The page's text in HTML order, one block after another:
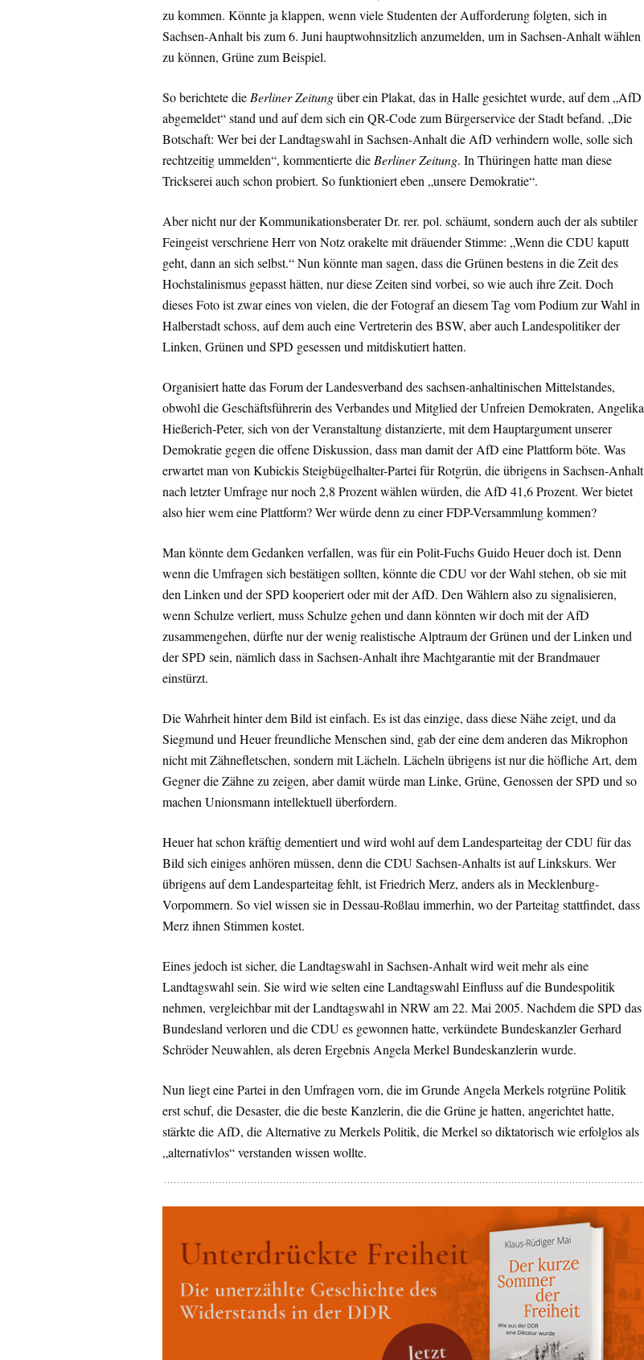
zu kommen. Könnte ja klappen, wenn viele Studenten der Aufforderung folgten, sich in
Sachsen-Anhalt bis zum 6. Juni hauptwohnsitzlich anzumelden, um in Sachsen-Anhalt wählen
zu können, Grüne zum Beispiel.
So berichtete die Berliner Zeitungüber ein Plakat, das in Halle gesichtet wurde, auf dem „AfD
abgemeldet“ stand und auf dem sich ein QR-Code zum Bürgerservice der Stadt befand. „Die
Botschaft: Wer bei der Landtagswahl in Sachsen-Anhalt die AfD verhindern wolle, solle sich
rechtzeitig ummelden“, kommentierte die Berliner Zeitung. In Thüringen hatte man diese
Trickserei auch schon probiert. So funktioniert eben „unsere Demokratie“.
Aber nicht nur der Kommunikationsberater Dr. rer. pol. schäumt, sondern auch der als subtiler
Feingeist verschriene Herr von Notz orakelte mit dräuender Stimme: „Wenn die CDU kaputt
geht, dann an sich selbst.“ Nun könnte man sagen, dass die Grünen bestens in die Zeit des
Hochstalinismus gepasst hätten, nur diese Zeiten sind vorbei, so wie auch ihre Zeit. Doch
dieses Foto ist zwar eines von vielen, die der Fotograf an diesem Tag vom Podium zur Wahl in
Halberstadt schoss, auf dem auch eine Vertreterin des BSW, aber auch Landespolitiker der
Linken, Grünen und SPD gesessen und mitdiskutiert hatten.
Organisiert hatte das Forum der Landesverband des sachsen-anhaltinischen Mittelstandes,
obwohl die Geschäftsführerin des Verbandes und Mitglied der Unfreien Demokraten, Angelika
Hießerich-Peter, sich von der Veranstaltung distanzierte, mit dem Hauptargument unserer
Demokratie gegen die offene Diskussion, dass man damit der AfD eine Plattform böte. Was
erwartet man von Kubickis Steigbügelhalter-Partei für Rotgrün, die übrigens in Sachsen-Anhalt
nach letzter Umfrage nur noch 2,8 Prozent wählen würden, die AfD 41,6 Prozent. Wer bietet
also hier wem eine Plattform? Wer würde denn zu einer FDP-Versammlung kommen?
Man könnte dem Gedanken verfallen, was für ein Polit-Fuchs Guido Heuer doch ist. Denn
wenn die Umfragen sich bestätigen sollten, könnte die CDU vor der Wahl stehen, ob sie mit
den Linken und der SPD kooperiert oder mit der AfD. Den Wählern also zu signalisieren,
wenn Schulze verliert, muss Schulze gehen und dann könnten wir doch mit der AfD
zusammengehen, dürfte nur der wenig realistische Alptraum der Grünen und der Linken und
der SPD sein, nämlich dass in Sachsen-Anhalt ihre Machtgarantie mit der Brandmauer
einstürzt.
Die Wahrheit hinter dem Bild ist einfach. Es ist das einzige, dass diese Nähe zeigt, und da
Siegmund und Heuer freundliche Menschen sind, gab der eine dem anderen das Mikrophon
nicht mit Zähnefletschen, sondern mit Lächeln. Lächeln übrigens ist nur die höfliche Art, dem
Gegner die Zähne zu zeigen, aber damit würde man Linke, Grüne, Genossen der SPD und so
machen Unionsmann intellektuell überfordern.
Heuer hat schon kräftig dementiert und wird wohl auf dem Landesparteitag der CDU für das
Bild sich einiges anhören müssen, denn die CDU Sachsen-Anhalts ist auf Linkskurs. Wer
übrigens auf dem Landesparteitag fehlt, ist Friedrich Merz, anders als in Mecklenburg-
Vorpommern. So viel wissen sie in Dessau-Roßlau immerhin, wo der Parteitag stattfindet, dass
Merz ihnen Stimmen kostet.
Eines jedoch ist sicher, die Landtagswahl in Sachsen-Anhalt wird weit mehr als eine
Landtagswahl sein. Sie wird wie selten eine Landtagswahl Einfluss auf die Bundespolitik
nehmen, vergleichbar mit der Landtagswahl in NRW am 22. Mai 2005. Nachdem die SPD das
Bundesland verloren und die CDU es gewonnen hatte, verkündete Bundeskanzler Gerhard
Schröder Neuwahlen, als deren Ergebnis Angela Merkel Bundeskanzlerin wurde.
Nun liegt eine Partei in den Umfragen vorn, die im Grunde Angela Merkels rotgrüne Politik
erst schuf, die Desaster, die die beste Kanzlerin, die die Grüne je hatten, angerichtet hatte,
stärkte die AfD, die Alternative zu Merkels Politik, die Merkel so diktatorisch wie erfolglos als
„alternativlos“ verstanden wissen wollte.